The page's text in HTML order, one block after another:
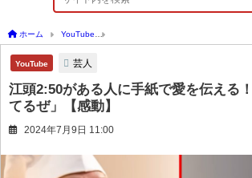
ホーム YouTube
YouTube 芸人
江頭2:50がある人に手紙で愛を伝える
てるぜ」【感動】
2024年7月9日 11:00